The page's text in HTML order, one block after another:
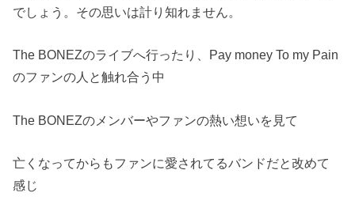
でしょう。その思いは計り知れません。
The BONEZのライブへ行ったり、Pay money To my Pain
のファンの人と触れ合う中
The BONEZのメンバーやファンの熱い想いを見て
亡くなってからもファンに愛されてるバンドだと改めて
感じ